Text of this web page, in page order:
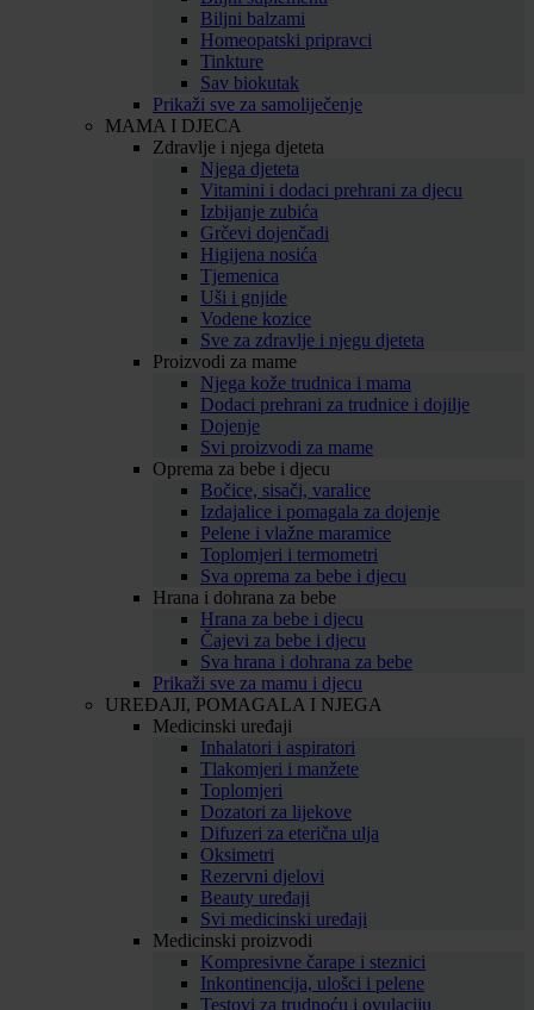
Biljni balzami
Homeopatski pripravci
Tinkture
Sav biokutak
Prikaži sve za samoliječenje
MAMA I DJECA
Zdravlje i njega djeteta
Njega djeteta
Vitamini i dodaci prehrani za djecu
Izbijanje zubića
Grčevi dojenčadi
Higijena nosića
Tjemenica
Uši i gnjide
Vodene kozice
Sve za zdravlje i njegu djeteta
Proizvodi za mame
Njega kože trudnica i mama
Dodaci prehrani za trudnice i dojilje
Dojenje
Svi proizvodi za mame
Oprema za bebe i djecu
Bočice, sisači, varalice
Izdajalice i pomagala za dojenje
Pelene i vlažne maramice
Toplomjeri i termometri
Sva oprema za bebe i djecu
Hrana i dohrana za bebe
Hrana za bebe i djecu
Čajevi za bebe i djecu
Sva hrana i dohrana za bebe
Prikaži sve za mamu i djecu
UREĐAJI, POMAGALA I NJEGA
Medicinski uređaji
Inhalatori i aspiratori
Tlakomjeri i manžete
Toplomjeri
Dozatori za lijekove
Difuzeri za eterična ulja
Oksimetri
Rezervni djelovi
Beauty uređaji
Svi medicinski uređaji
Medicinski proizvodi
Kompresivne čarape i steznici
Inkontinencija, ulošci i pelene
Testovi za trudnoću i ovulaciju